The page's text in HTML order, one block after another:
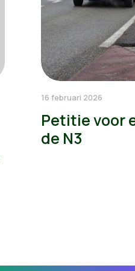
16 februari 2026
Petitie voor
de N3